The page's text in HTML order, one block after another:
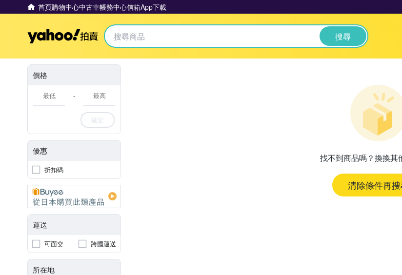
首頁購物中心中古車帳務中心信箱App下載
Yahoo拍賣 搜尋
價格
-
確定
優惠
折扣碼
運送
可面交 跨國運送
所在地
找不到商品嗎？換換其
清除條件再